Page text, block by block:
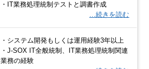
・IT業務処理統制テストと調書作成
…続きを読む
・システム開発もしくは運用経験3年以上
・J-SOX IT全般統制、IT業務処理統制関連
業務の経験